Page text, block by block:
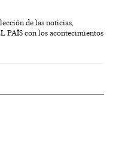
de las noticias,
PAÍS con los acontecimientos